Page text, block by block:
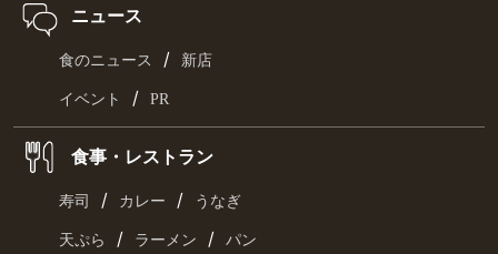
ニュース
食のニュース / 新店
イベント / PR
食事・レストラン
寿司 / カレー / うなぎ
天ぷら / ラーメン / パン